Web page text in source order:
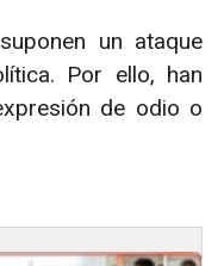
un ataque
Por ello, han
de odio o